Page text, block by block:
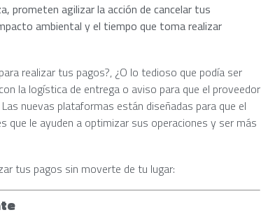
prometen agilizar la acción de cancelar tus
ambiental y el tiempo que toma realizar
realizar tus pagos?, ¿O lo tedioso que podía ser
la logística de entrega o aviso para que el proveedor
nuevas plataformas están diseñadas para que el
que le ayuden a optimizar sus operaciones y ser más
tus pagos sin moverte de tu lugar: